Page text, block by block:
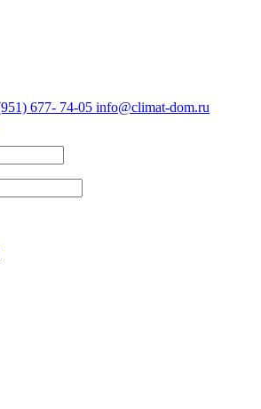
677- 74-05 info@climat-dom.ru